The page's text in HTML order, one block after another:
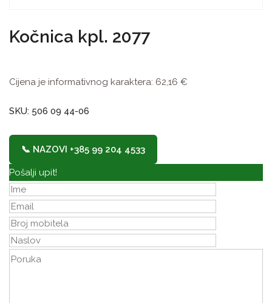
Kočnica kpl. 2077
Cijena je informativnog karaktera: 62,16 €
SKU: 506 09 44-06
📞 NAZOVI +385 99 204 4533
Pošalji upit!